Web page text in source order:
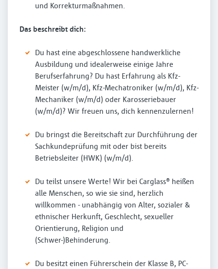
und Korrekturmaßnahmen.
Das beschreibt dich:
Du hast eine abgeschlossene handwerkliche
Ausbildung und idealerweise einige Jahre
Berufserfahrung? Du hast Erfahrung als Kfz-
Meister (w/m/d), Kfz-Mechatroniker (w/m/d), Kfz-
Mechaniker (w/m/d) oder Karosseriebauer
(w/m/d)? Wir freuen uns, dich kennenzulernen!
Du bringst die Bereitschaft zur Durchführung der
Sachkundeprüfung mit oder bist bereits
Betriebsleiter (HWK) (w/m/d).
Du teilst unsere Werte! Wir bei Carglass® heißen
alle Menschen, so wie sie sind, herzlich
willkommen - unabhängig von Alter, sozialer &
ethnischer Herkunft, Geschlecht, sexueller
Orientierung, Religion und
(Schwer-)Behinderung.
Du besitzt einen Führerschein der Klasse B, PC-